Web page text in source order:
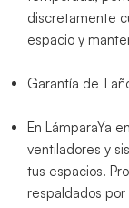
discretamente
espacio y
Garantía de 1
En LámparaYa
ventiladores y
tus espacios.
respaldados